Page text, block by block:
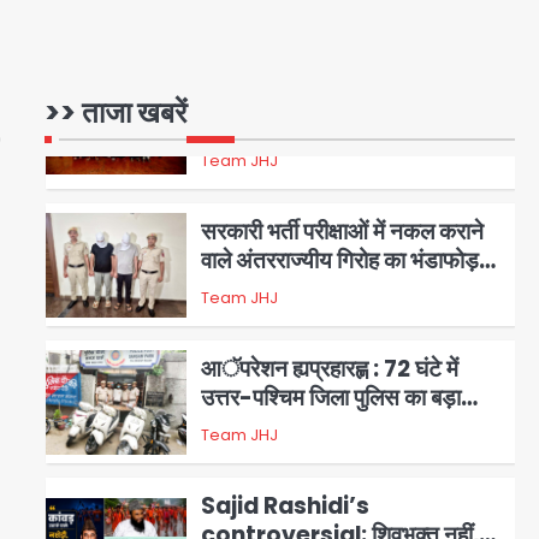
>> ताजा खबरें
2
वाले गिरोह का भंडाफोड़
Team JHJ
3
सरकारी भर्ती परीक्षाओं में नकल कराने
वाले अंतरराज्यीय गिरोह का भंडाफोड़,
मास्टरमाइंड समेत 7 गिरफ्तार
Team JHJ
4
आॅपरेशन ह्यप्रहारह्ण : 72 घंटे में
उत्तर-पश्चिम जिला पुलिस का बड़ा
Team JHJ
Sajid Rashidi’s
controversial: शिवभक्त नहीं,